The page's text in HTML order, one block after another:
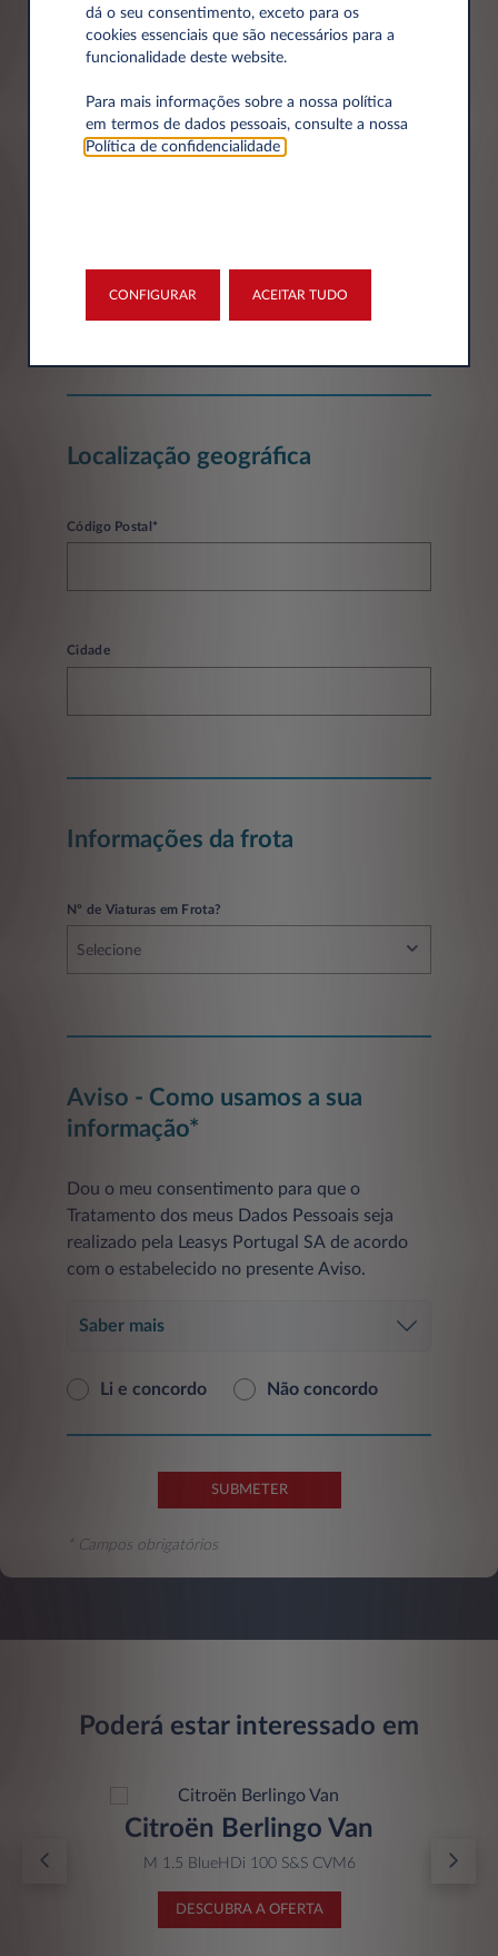
Empresa*
Número de Identificação Fiscal
Localização geográfica
Código Postal*
Cidade
Informações da frota
Nº de Viaturas em Frota?
Selecione
Aviso - Como usamos a sua
informação*
Dou o meu consentimento para que o
Tratamento dos meus Dados Pessoais seja
realizado pela Leasys Portugal SA de acordo
com o estabelecido no presente Aviso.
Saber mais
Li e concordo Não concordo
SUBMETER
* Campos obrigatórios
Poderá estar interessado em
Citroën Berlingo Van
M 1.5 BlueHDi 100 S&S CVM6
DESCUBRA A OFERTA
dá o seu consentimento, exceto para os
cookies essenciais que são necessários para a
funcionalidade deste website.
Para mais informações sobre a nossa política
em termos de dados pessoais, consulte a nossa
Política de confidencialidade.
CONFIGURAR ACEITAR TUDO